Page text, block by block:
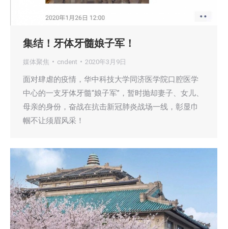
集结！牙体牙髓娘子军！
媒体聚焦 cndent 2020年3月9日
面对肆虐的疫情，华中科技大学同济医学院口腔医学
中心的一支牙体牙髓“娘子军”，暂时抛却妻子、女儿、
母亲的身份，奋战在抗击新冠肺炎战场一线，彰显巾
帼不让须眉风采！